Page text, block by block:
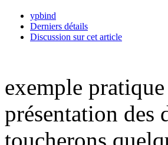
ypbind
Derniers détails
Discussion sur cet article
exemple
présentation
toucherons